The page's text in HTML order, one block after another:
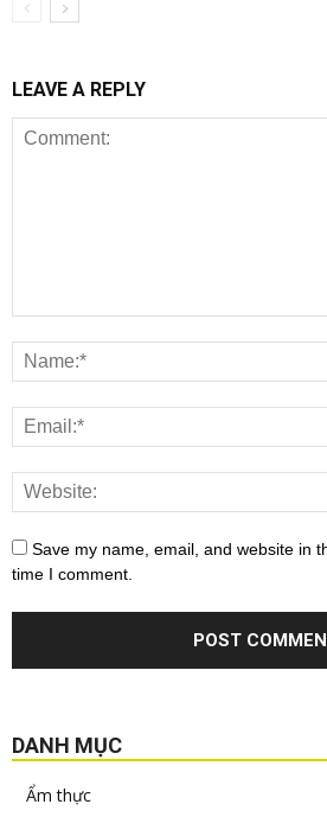
LEAVE A REPLY
Save my name, email, and website in
time I comment.
DANH MỤC
Ẩm thực